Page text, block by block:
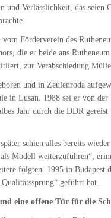
und Verlässlichkeit, das
Förderverein des
die er beide ans
zur Verabschiedung
und in Zeulenroda
in Lusan. 1988 sei er von
Jahr durch die DDR
schien alles bereits
als Modell weiterzuführen“,
folgten. 1995 in Budapest
geführt hat.
eine offene Tür für die